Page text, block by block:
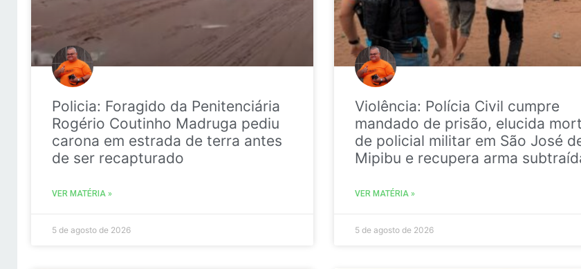
Policia: Foragido da Penitenciária
Rogério Coutinho Madruga pediu
carona em estrada de terra antes
de ser recapturado
VER MATÉRIA »
5 de agosto de 2026
Violência: Polícia Civil cumpre
mandado de prisão, elucida
de policial militar em São José
Mipibu e recupera arma
VER MATÉRIA »
5 de agosto de 2026